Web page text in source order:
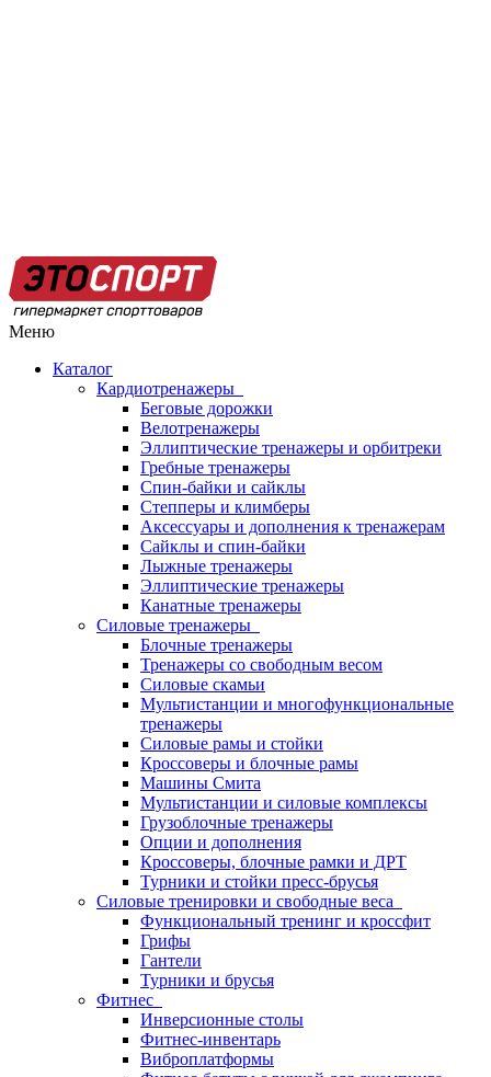
Меню
Каталог
Кардиотренажеры
Беговые дорожки
Велотренажеры
Эллиптические тренажеры и орбитреки
Гребные тренажеры
Спин-байки и сайклы
Степперы и климберы
Аксессуары и дополнения к тренажерам
Сайклы и спин-байки
Лыжные тренажеры
Эллиптические тренажеры
Канатные тренажеры
Силовые тренажеры
Блочные тренажеры
Тренажеры со свободным весом
Силовые скамьи
Мультистанции и многофункциональные
тренажеры
Силовые рамы и стойки
Кроссоверы и блочные рамы
Машины Смита
Мультистанции и силовые комплексы
Грузоблочные тренажеры
Опции и дополнения
Кроссоверы, блочные рамки и ДРТ
Турники и стойки пресс-брусья
Силовые тренировки и свободные веса
Функциональный тренинг и кроссфит
Грифы
Гантели
Турники и брусья
Фитнес
Инверсионные столы
Фитнес-инвентарь
Виброплатформы